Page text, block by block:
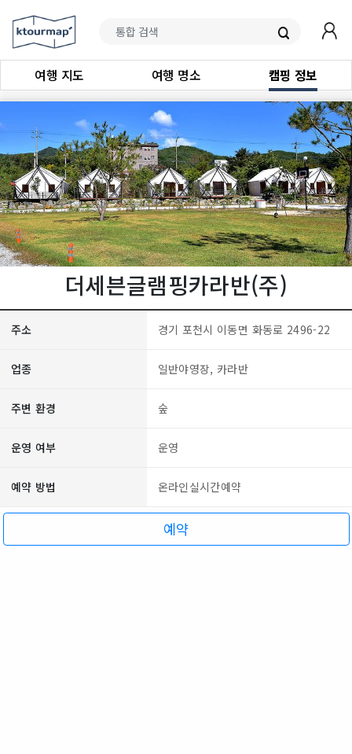
여행 지도 여행 명소 캠핑 정보
더세븐글램핑카라반(주)
주소 경기 포천시 이동면 화동로 2496-22
업종 일반야영장, 카라반
주변 환경 숲
운영 여부 운영
예약 방법 온라인실시간예약
예약